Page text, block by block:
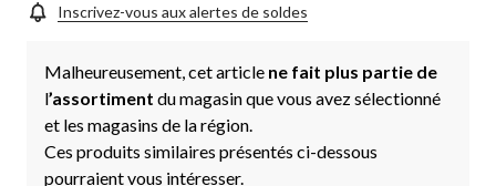
Inscrivez-vous aux alertes de soldes
Malheureusement, cet article ne fait plus partie de
l’assortiment du magasin que vous avez sélectionné
et les magasins de la région.
Ces produits similaires présentés ci-dessous
pourraient vous intéresser.